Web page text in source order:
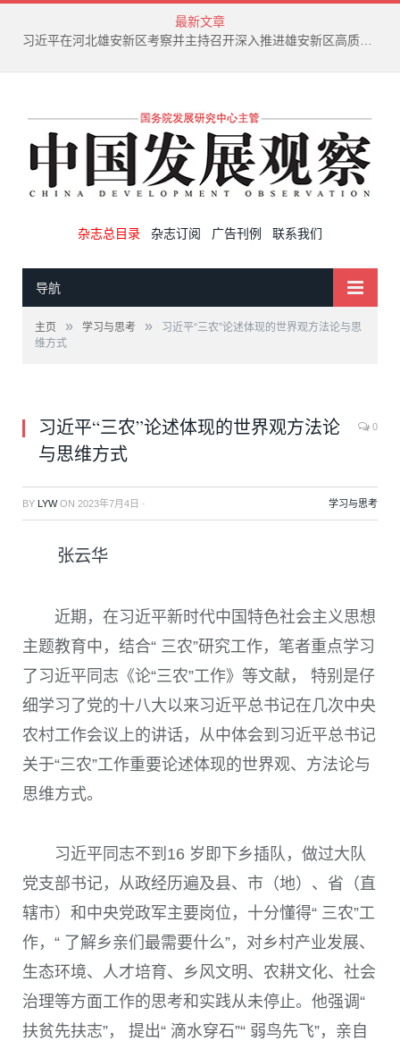
最新文章
习近平在河北雄安新区考察并主持召开深入推进雄安新区高质量建设和发展座谈会
杂志总目录 杂志订阅 广告刊例 联系我们
导航
主页 » 学习与思考 »
习近平“三农”论述体现的世界观方法论与思
维方式
习近平“三农”论述体现的世界观方法论
与思维方式
0
BY LYWON 2023年7月4日 · 学习与思考
张云华
近期，在习近平新时代中国特色社会主义思想
主题教育中，结合“ 三农”研究工作，笔者重点学习
了习近平同志《论“三农”工作》等文献， 特别是仔
细学习了党的十八大以来习近平总书记在几次中央
农村工作会议上的讲话，从中体会到习近平总书记
关于“三农”工作重要论述体现的世界观、方法论与
思维方式。
习近平同志不到 16 岁即下乡插队，做过大队
党支部书记，从政经历遍及县、市 （地） 、省 （直
辖市） 和中央党政军主要岗位，十分懂得“ 三农”工
作，“ 了解乡亲们最需要什么”，对乡村产业发展、
生态环境、人才培育、乡风文明、农耕文化、社会
治理等方面工作的思考和实践从未停止。他强调“
扶贫先扶志”， 提出“ 滴水穿石”“ 弱鸟先飞”，亲自